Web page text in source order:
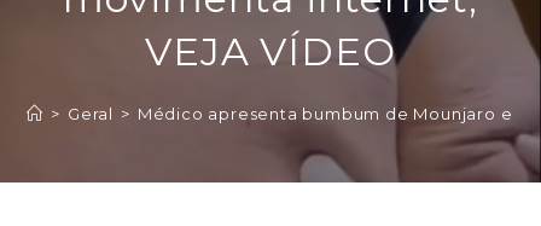
VEJA VÍDEO
> Geral > Médico apresenta bumbum de Mounjaro e